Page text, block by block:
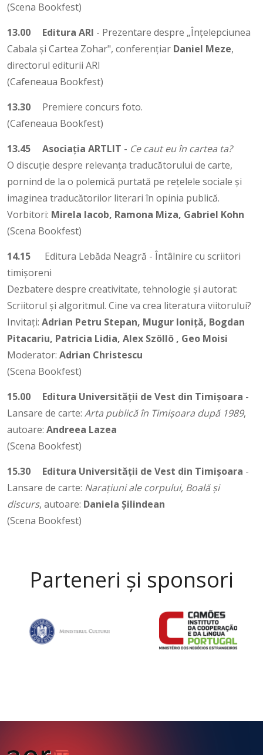
(Scena Bookfest)
13.00
Editura ARI - Prezentare despre „Înțelepciunea
Cabala și Cartea Zohar", conferențiar Daniel Meze,
directorul editurii ARI
(Cafeneaua Bookfest)
13.30 Premiere concurs foto.
(Cafeneaua Bookfest)
13.45
Asociația ARTLIT - Ce caut eu în cartea ta?
O discuție despre relevanța traducătorului de carte,
pornind de la o polemică purtată pe rețelele sociale și
imaginea traducătorilor literari în opinia publică.
Vorbitori: Mirela Iacob, Ramona Miza, Gabriel Kohn
(Scena Bookfest)
14.15 Editura Lebăda Neagră - Întâlnire cu scriitori
timișoreni
Dezbatere despre creativitate, tehnologie și autorat:
Scriitorul și algoritmul. Cine va crea literatura viitorului?
Invitați: Adrian Petru Stepan, Mugur Ioniță, Bogdan
Pitacariu, Patricia Lidia, Alex Szöllö , Geo Moisi
Moderator: Adrian Christescu
(Scena Bookfest)
15.00
Editura Universității de Vest din Timișoara -
Lansare de carte: Arta publică în Timișoara după 1989,
autoare: Andreea Lazea
(Scena Bookfest)
15.30
Editura Universității de Vest din Timișoara -
Lansare de carte: Narațiuni ale corpului, Boală și
discurs, autoare: Daniela Șilindean
(Scena Bookfest)
Parteneri și sponsori